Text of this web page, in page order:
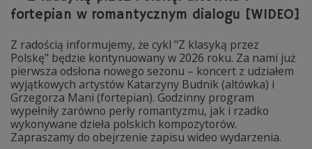
fortepian w romantycznym dialogu [WIDEO]
Z radością informujemy, że cykl "Z klasyką przez
Polskę" będzie kontynuowany w 2026 roku. Za nami już
pierwsza odsłona nowego sezonu – koncert z udziałem
wyjątkowych artystów Katarzyny Budnik (altówka) i
Grzegorza Mani (fortepian). Godzinny program
wypełniły zarówno perły romantyzmu, jak i rzadko
wykonywane dzieła polskich kompozytorów.
Zapraszamy do obejrzenie zapisu wideo wydarzenia.